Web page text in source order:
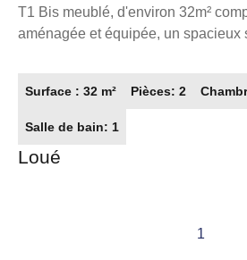
T1 Bis meublé, d'environ 32m²
aménagée et équipée, un spacieux
646.74€ dont 35.00€ de charges.
Honoraires locataires : 320.00€
G5469 FRANCE PROPRIO Constituez votre dossier sur
Transaction/ Location/ Gestion
Surface : 32 m² Pièces: 2
Salle de bain: 1
Loué
1